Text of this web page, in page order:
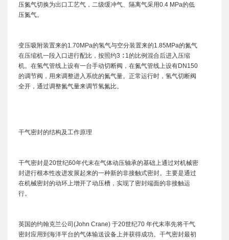
压氮气切换为出口工艺气，二级缓冲气、隔离气采用0.4 MPa的低
压氮气。
变压吸附装置来的1.70MPa的氢气与空分装置来的1.85MPa的氮气
在压缩机一段入口进行配比，按照约3 ∶ 1的比例混合后进入压缩
机。在氢气管线上设有一台手动切断阀，在氮气管线上设有DN150
的调节阀，用来调整进入系统的氮气量。正常运行时，氢气切断阀
全开，通过调整氮气量来调节氢氮比。
干气密封的结构及工作原理
干气密封是20世纪60年代末在气体动压轴承的基础上通过对机械密
封进行根本性改进发展起来的一种新的非接触式密封。主要是通过
在机械密封的动环上增开了动压槽，实现了密封端面的非接触运
行。
英国的约翰克兰公司(John Crane) 于20世纪70 年代末率先将干气
密封应用到海洋平台的气体输送设备上并获得成功。干气密封最初